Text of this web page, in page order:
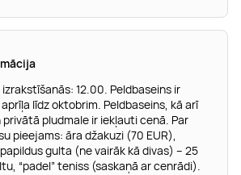
12.00. Peldbaseins ir
līdz oktobrim. Peldbaseins, kā arī
pludmale ir iekļauti cenā. Par
pieejams: āra džakuzi (70 EUR),
gulta (ne vairāk kā divas) – 25
“padel” teniss (saskaņā ar cenrādi).